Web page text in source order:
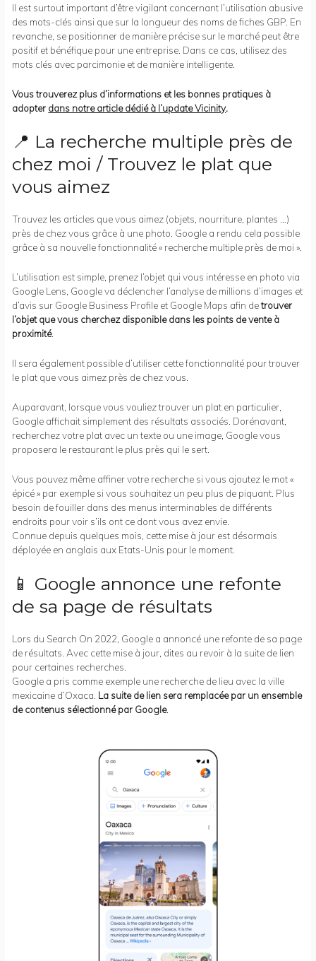
Il est surtout important d’être vigilant concernant l’utilisation abusive
des mots-clés ainsi que sur la longueur des noms de fiches GBP. En
revanche, se positionner de manière précise sur le marché peut être
positif et bénéfique pour une entreprise. Dans ce cas, utilisez des
mots clés avec parcimonie et de manière intelligente.
Vous trouverez plus d’informations et les bonnes pratiques à
adopter dans notre article dédié à l’update Vicinity.
📍 La recherche multiple près de
chez moi / Trouvez le plat que
vous aimez
Trouvez les articles que vous aimez (objets, nourriture, plantes …)
près de chez vous grâce à une photo. Google a rendu cela possible
grâce à sa nouvelle fonctionnalité « recherche multiple près de moi ».
L’utilisation est simple, prenez l’objet qui vous intéresse en photo via
Google Lens, Google va déclencher l’analyse de millions d’images et
d’avis sur Google Business Profile et Google Maps afin detrouver
l’objet que vous cherchez disponible dans les points de vente à
proximité.
Il sera également possible d’utiliser cette fonctionnalité pour trouver
le plat que vous aimez près de chez vous.
Auparavant, lorsque vous vouliez trouver un plat en particulier,
Google affichait simplement des résultats associés. Dorénavant,
recherchez votre plat avec un texte ou une image, Google vous
proposera le restaurant le plus près qui le sert.
Vous pouvez même affiner votre recherche si vous ajoutez le mot «
épicé » par exemple si vous souhaitez un peu plus de piquant. Plus
besoin de fouiller dans des menus interminables de différents
endroits pour voir s’ils ont ce dont vous avez envie.
Connue depuis quelques mois, cette mise à jour est désormais
déployée en anglais aux Etats-Unis pour le moment.
📱 Google annonce une refonte
de sa page de résultats
Lors du Search On 2022, Google a annoncé une refonte de sa page
de résultats. Avec cette mise à jour, dites au revoir à la suite de lien
pour certaines recherches.
Google a pris comme exemple une recherche de lieu avec la ville
mexicaine d’Oxaca. La suite de lien sera remplacée par un ensemble
de contenus sélectionné par Google.